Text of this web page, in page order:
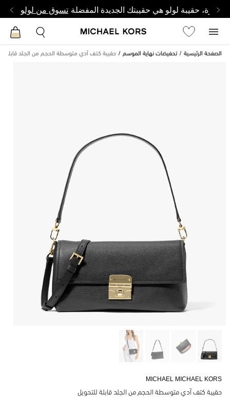
وصغيرة، حقيبة لولو هي حقيبتك الجديدة المفضلة تسوق من لولو
الصفحة الرئيسية تحفيضات نهاية الموسم حقيبة كتف آدي متوسطة الحجم من الجلد قابلة
MICHAEL MICHAEL KORS
حقيبة كتف آدي متوسطة الحجم من الجلد قابلة للتحويل